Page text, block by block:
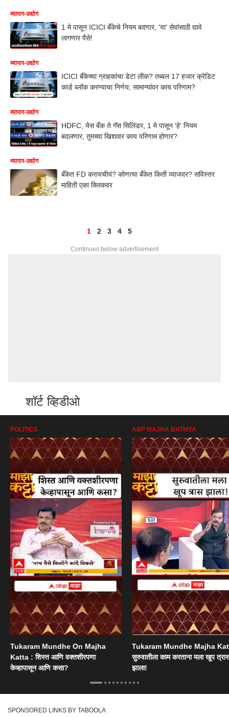
व्यापार-उद्योग
1 मे पासून ICICI बँकेचे नियम बदणार, 'या' सेवांसाठी द्यावे
लागणार पैसे!
व्यापार-उद्योग
ICICI बँकेच्या ग्राहकांचा डेटा लीक? तब्बल 17 हजार क्रेडिट
कार्ड ब्लॉक करण्याचा निर्णय; सामान्यांवर काय परिणाम?
व्यापार-उद्योग
HDFC, येस बँक ते गॅस सिलिंडर, 1 मे पासून 'हे' नियम
बदलणार, तुमच्या खिशावर काय परिणाम होणार?
व्यापार-उद्योग
बँकेत FD करायचीयं? कोणत्या बँकेत किती व्याजदर? सविस्तर
माहिती एका क्लिकवर
1 2 3 4 5
Continues below advertisement
शॉर्ट व्हिडीओ
POLITICS
Tukaram Mundhe On Majha
Katta : शिस्त आणि वक्तशीरपणा
केव्हापासून आणि कसा?
ABP MAJHA BATMYA
Tukaram Mundhe Majha
सुरुवातीला काम करताना मला खूप
झाला!
SPONSORED LINKS BY TABOOLA